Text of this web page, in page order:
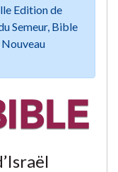
Edition de
Semeur, Bible